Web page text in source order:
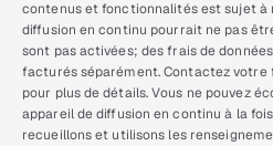
contenus et fonctionnalités est sujet à
diffusion en continu pourrait ne pas
sont pas activées; des frais de
facturés séparément. Contactez votre
pour plus de détails. Vous ne pouvez
appareil de diffusion en continu à la
recueillons et utilisons les